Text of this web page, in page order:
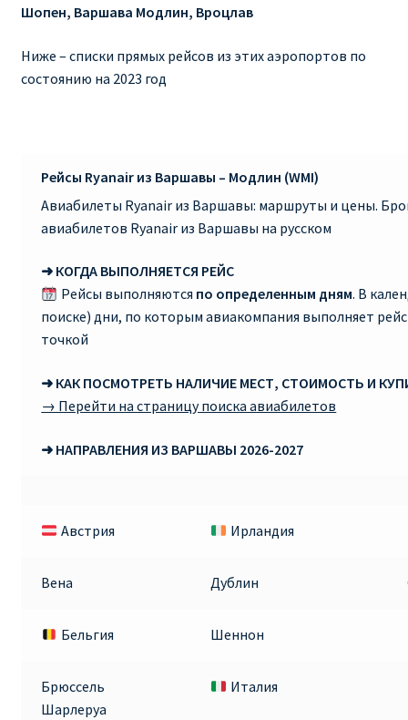
RYANAIR ПОСАДОЧНЫЙ ТАЛОН – BOARDING PASS
Ryanair Россия
RYANAIR УКРАИНА | АВИАБИЛЕТЫ ОТ €15
Ryanair Україна из Киева, Одессы, Львова, Харькова,
RYANAIR.COM НА РУССКОМ – кнфтфшкюсщь
Авиабилеты Ryanair на Тенерифе от €15
АВИАБИЛЕТЫ RYANAIR ОТ € 12
Акции RYANAIR из Варшавы
Акции RYANAIR из Вильнюса
Акции RYANAIR из Каунаса
Шопен, Варшава Модлин, Вроцлав
Ниже – списки прямых рейсов из этих аэропортов по
состоянию на 2023 год
Рейсы Ryanair из Варшавы – Модлин (WMI)
Авиабилеты Ryanair из Варшавы: маршруты и цены.
авиабилетов Ryanair из Варшавы на русском
➜ КОГДА ВЫПОЛНЯЕТСЯ РЕЙС
Рейсы выполняются по определенным дням. В
поиске) дни, по которым авиакомпания выполняет
точкой
➜ КАК ПОСМОТРЕТЬ НАЛИЧИЕ МЕСТ, СТОИМОСТЬ И
→ Перейти на страницу поиска авиабилетов
➜ НАПРАВЛЕНИЯ ИЗ ВАРШАВЫ 2026-2027
Австрия Ирландия
Вена Дублин
Бельгия Шеннон
Брюссель
Шарлеруа
Италия